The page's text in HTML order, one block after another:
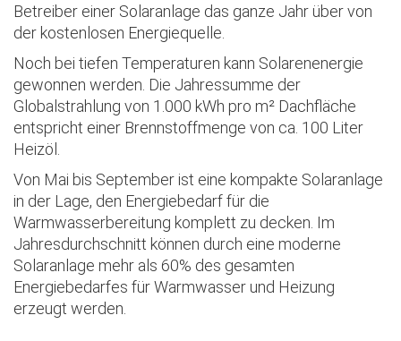
Betreiber einer Solaranlage das ganze Jahr über von
der kostenlosen Energiequelle.
Noch bei tiefen Temperaturen kann Solarenenergie
gewonnen werden. Die Jahressumme der
Globalstrahlung von 1.000 kWh pro m² Dachfläche
entspricht einer Brennstoffmenge von ca. 100 Liter
Heizöl.
Von Mai bis September ist eine kompakte Solaranlage
in der Lage, den Energiebedarf für die
Warmwasserbereitung komplett zu decken. Im
Jahresdurchschnitt können durch eine moderne
Solaranlage mehr als 60% des gesamten
Energiebedarfes für Warmwasser und Heizung
erzeugt werden.